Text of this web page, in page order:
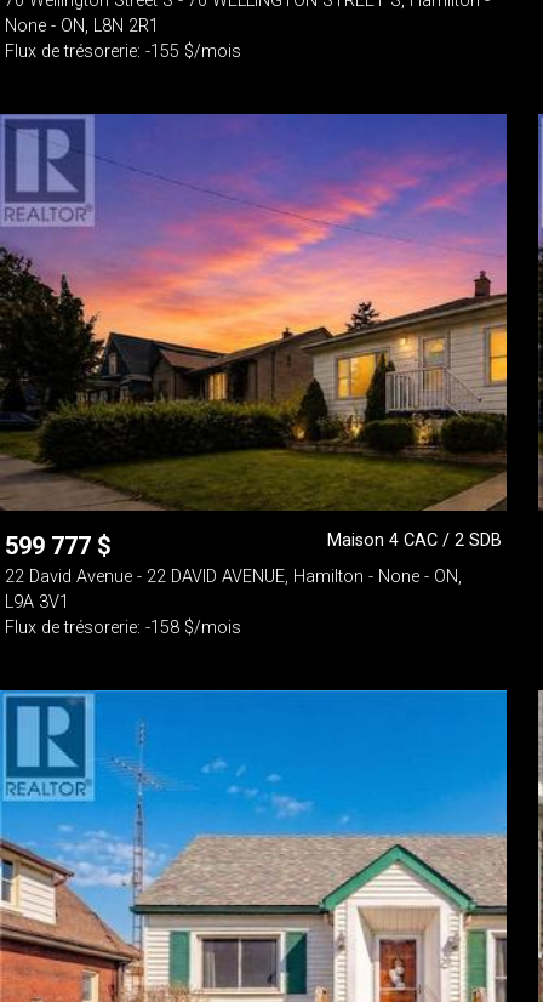
None - ON, L8N 2R1
Flux de trésorerie: -155 $/mois
599 777 $
Maison 4 CAC / 2 SDB
22 David Avenue - 22 DAVID AVENUE, Hamilton - None - ON,
L9A 3V1
Flux de trésorerie: -158 $/mois